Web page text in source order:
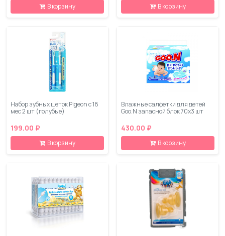
В корзину В корзину
Набор зубных щеток Pigeon с 18
мес 2 шт (голубые)
199.00 ₽
В корзину
Влажные салфетки для детей
Goo.N запасной блок 70х3 шт
430.00 ₽
В корзину